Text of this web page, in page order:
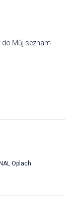
do Můj seznam
Oplach